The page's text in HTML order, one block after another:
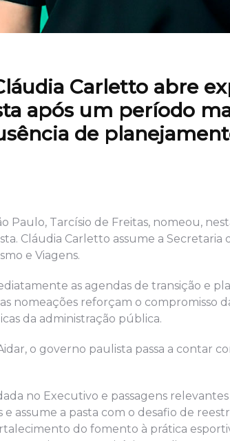
Carletto abre
após um período
de
Paulo, Tarcísio de Freitas, nomeou,
Cláudia Carletto assume a Secretaria
e Viagens.
as agendas de transição e
nomeações reforçam o compromisso
da administração pública.
o governo paulista passa a contar
no Executivo e passagens
assume a pasta com o desafio de
do fomento à prática